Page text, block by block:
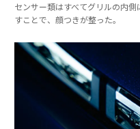
センサー類はすべてグリルの内
すことで、顔つきが整った。